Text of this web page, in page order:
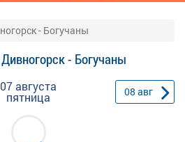
- Богучаны
- Богучаны
07 августа
пятница 08 авг